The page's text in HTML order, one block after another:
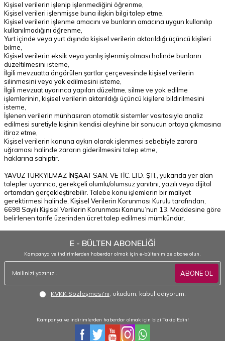
Kişisel verilerin işlenip işlenmediğini öğrenme,
Kişisel verileri işlenmişse buna ilişkin bilgi talep etme,
Kişisel verilerin işlenme amacını ve bunların amacına uygun kullanılıp
kullanılmadığını öğrenme,
Yurt içinde veya yurt dışında kişisel verilerin aktarıldığı üçüncü kişileri
bilme,
Kişisel verilerin eksik veya yanlış işlenmiş olması halinde bunların
düzeltilmesini isteme,
İlgili mevzuatta öngörülen şartlar çerçevesinde kişisel verilerin
silinmesini veya yok edilmesini isteme,
İlgili mevzuat uyarınca yapılan düzeltme, silme ve yok edilme
işlemlerinin, kişisel verilerin aktarıldığı üçüncü kişilere bildirilmesini
isteme,
İşlenen verilerin münhasıran otomatik sistemler vasıtasıyla analiz
edilmesi suretiyle kişinin kendisi aleyhine bir sonucun ortaya çıkmasına
itiraz etme,
Kişisel verilerin kanuna aykırı olarak işlenmesi sebebiyle zarara
uğraması halinde zararın giderilmesini talep etme,
haklarına sahiptir.
YAVUZ TÜRKYILMAZ İNŞAAT SAN. VE TİC. LTD. ŞTI., yukarıda yer alan
talepler uyarınca, gerekçeli olumlu/olumsuz yanıtını, yazılı veya dijital
ortamdan gerçekleştirebilir. Talebe konu işlemlerin bir maliyet
gerektirmesi halinde, Kişisel Verilerin Korunması Kurulu tarafından,
6698 Sayılı Kişisel Verilerin Korunması Kanunu’nun 13. Maddesine göre
belirlenen tarife üzerinden ücret talep edilmesi mümkündür.
E - BÜLTEN ABONELİĞİ
Kampanya ve indirimlerden haberdar olmak için e-bültenimize abone olun.
ABONE OL
KVKK Sözleşmesi'ni, okudum, kabul ediyorum.
Kampanya ve indirimlerden haberdar olmak için bizi Takip Edin!